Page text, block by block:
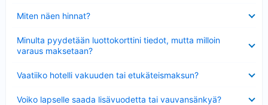
Miten näen hinnat?
Minulta pyydetään luottokorttini tiedot, mutta milloin
varaus maksetaan?
Vaatiiko hotelli vakuuden tai etukäteismaksun?
Voiko lapselle saada lisävuodetta tai vauvansänkyä?